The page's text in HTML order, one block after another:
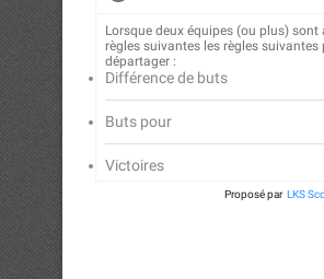
Lorsque deux équipes (ou plus) sont
règles suivantes les règles suivantes
départager :
Différence de buts
Buts pour
Victoires
Proposé par LKS